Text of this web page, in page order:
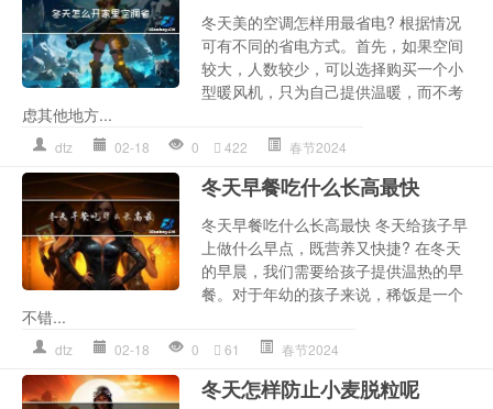
冬天美的空调怎样用最省电? 根据情况
可有不同的省电方式。首先，如果空间
较大，人数较少，可以选择购买一个小
型暖风机，只为自己提供温暖，而不考
虑其他地方...
dtz 02-18 0 422 春节2024
冬天早餐吃什么长高最快
冬天早餐吃什么长高最快 冬天给孩子早
上做什么早点，既营养又快捷? 在冬天
的早晨，我们需要给孩子提供温热的早
餐。对于年幼的孩子来说，稀饭是一个
不错...
dtz 02-18 0 61 春节2024
冬天怎样防止小麦脱粒呢